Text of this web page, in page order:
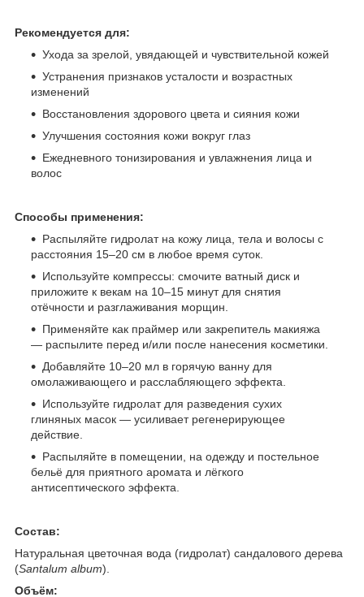
Рекомендуется для:
Ухода за зрелой, увядающей и чувствительной кожей
Устранения признаков усталости и возрастных
изменений
Восстановления здорового цвета и сияния кожи
Улучшения состояния кожи вокруг глаз
Ежедневного тонизирования и увлажнения лица и
волос
Способы применения:
Распыляйте гидролат на кожу лица, тела и волосы с
расстояния 15–20 см в любое время суток.
Используйте компрессы: смочите ватный диск и
приложите к векам на 10–15 минут для снятия
отёчности и разглаживания морщин.
Применяйте как праймер или закрепитель макияжа
— распылите перед и/или после нанесения косметики.
Добавляйте 10–20 мл в горячую ванну для
омолаживающего и расслабляющего эффекта.
Используйте гидролат для разведения сухих
глиняных масок — усиливает регенерирующее
действие.
Распыляйте в помещении, на одежду и постельное
бельё для приятного аромата и лёгкого
антисептического эффекта.
Состав:
Натуральная цветочная вода (гидролат) сандалового дерева
(Santalum album).
Объём: